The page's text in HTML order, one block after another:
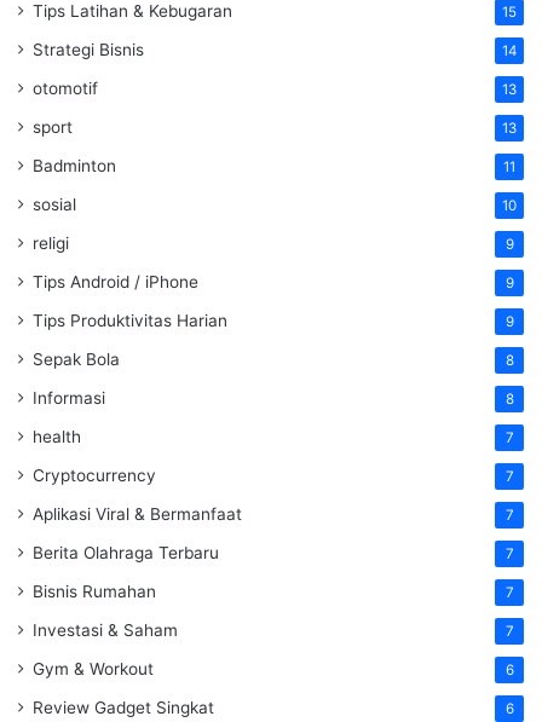
Tips Latihan & Kebugaran 15
Strategi Bisnis 14
otomotif 13
sport 13
Badminton 11
sosial 10
religi 9
Tips Android / iPhone 9
Tips Produktivitas Harian 9
Sepak Bola 8
Informasi 8
health 7
Cryptocurrency 7
Aplikasi Viral & Bermanfaat 7
Berita Olahraga Terbaru 7
Bisnis Rumahan 7
Investasi & Saham 7
Gym & Workout 6
Review Gadget Singkat 6